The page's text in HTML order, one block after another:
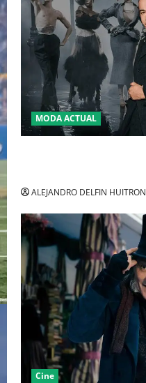
MODA ACTUAL
ALEJANDRO DELFIN HUITRON
Cine